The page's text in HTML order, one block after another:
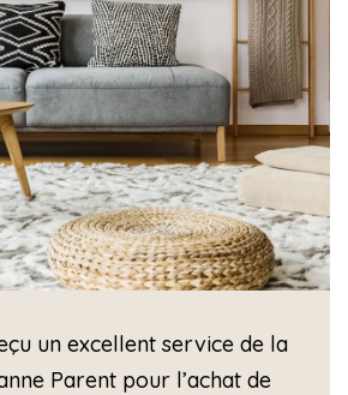
un excellent service de la
Parent pour l’achat de